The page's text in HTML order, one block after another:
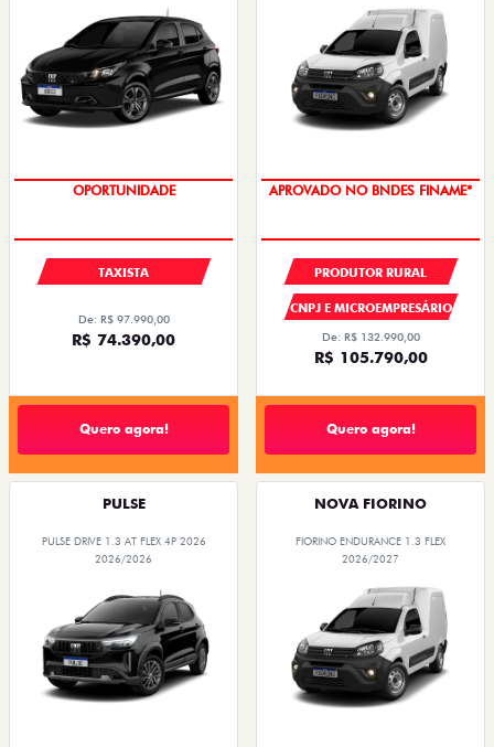
OPORTUNIDADE
TAXISTA
De: R$ 97.990,00
R$ 74.390,00
Quero agora!
APROVADO NO BNDES FINAME*
PRODUTOR RURAL
CNPJ E MICROEMPRESÁRIO
De: R$ 132.990,00
R$ 105.790,00
Quero agora!
PULSE
PULSE DRIVE 1.3 AT FLEX 4P 2026
2026/2026
NOVA FIORINO
FIORINO ENDURANCE 1.3 FLEX
2026/2027